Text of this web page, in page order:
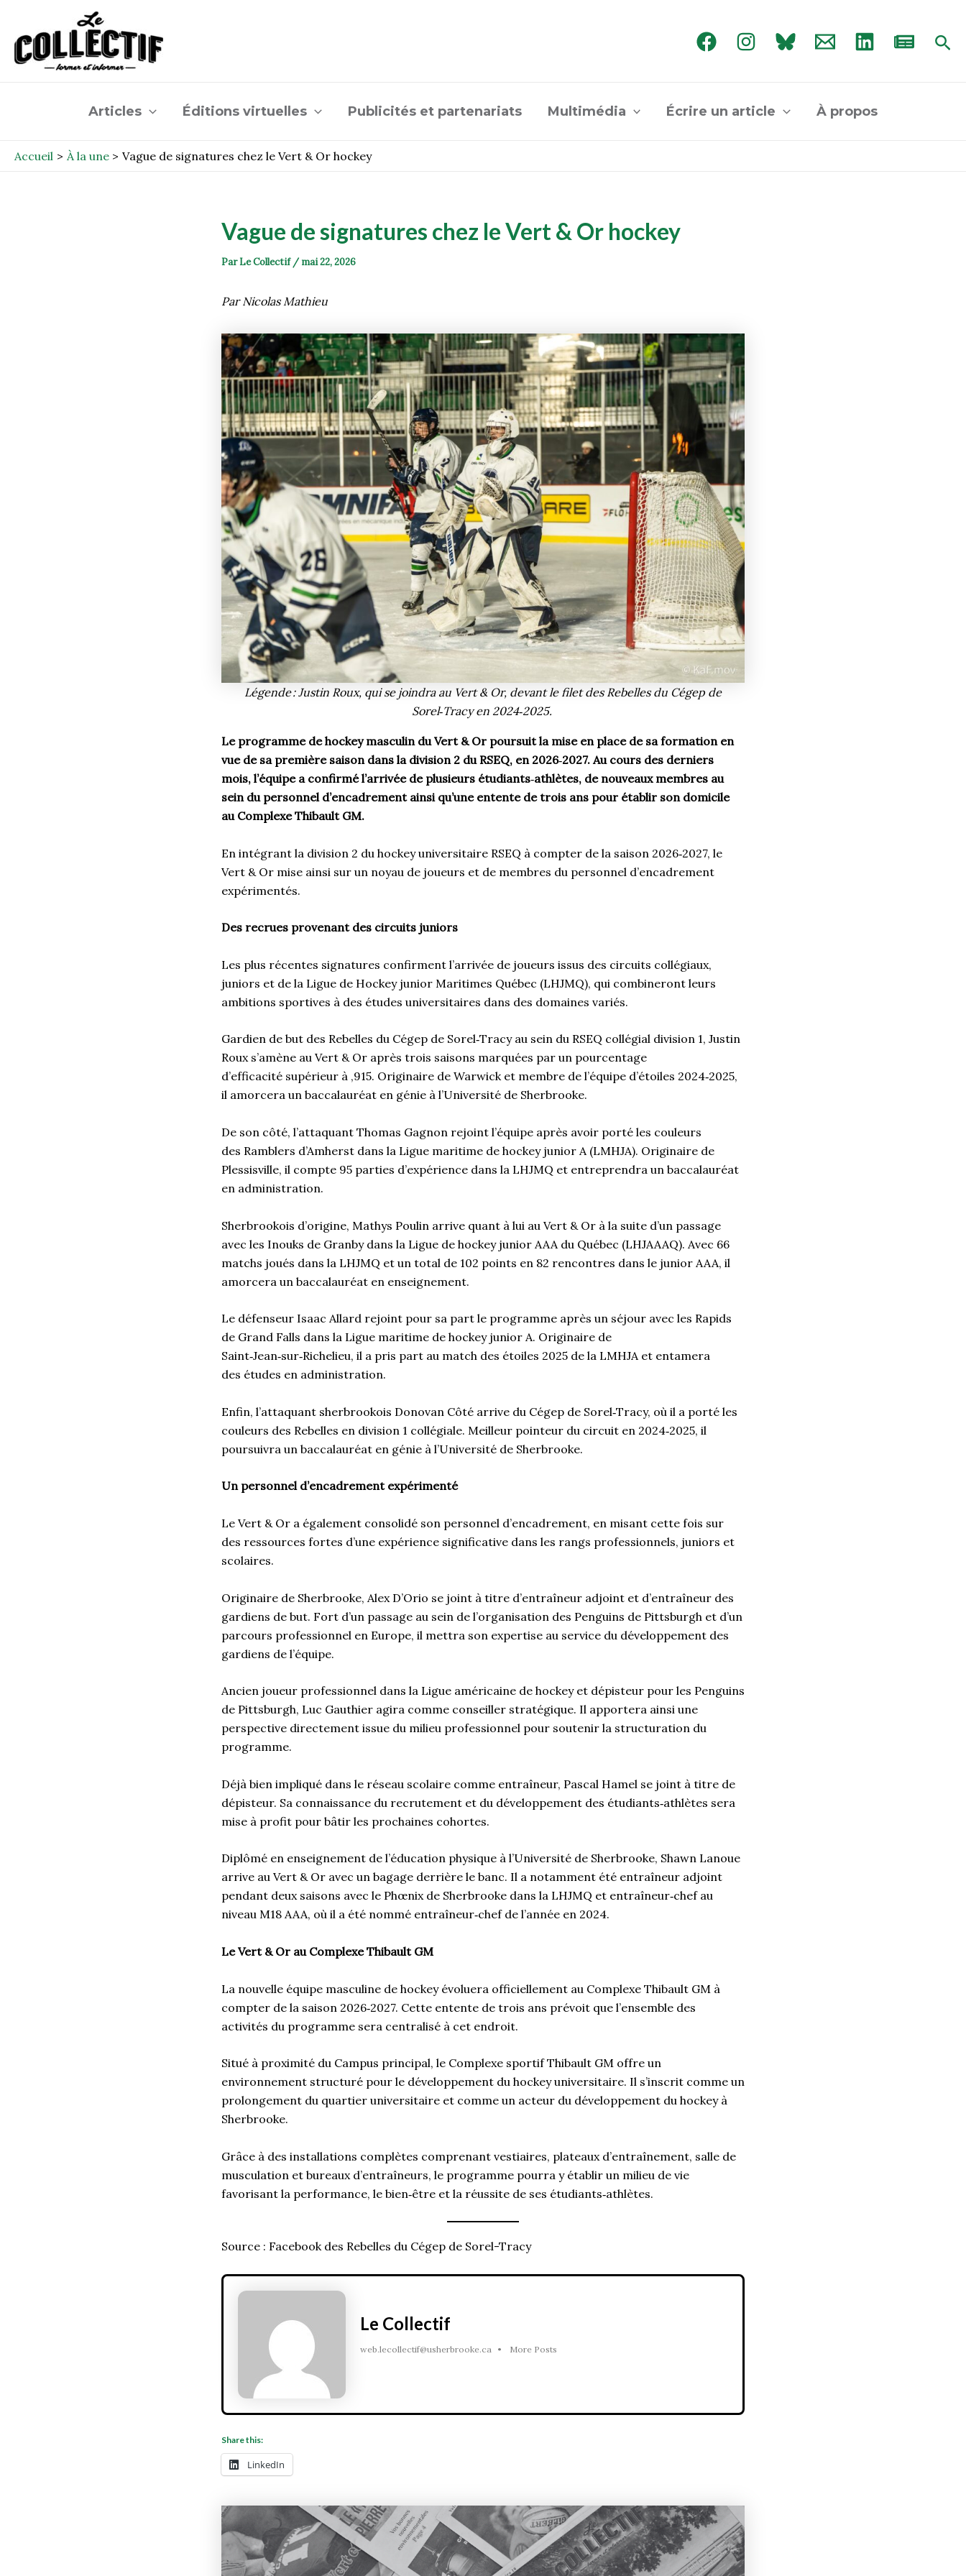
contenu
Articles Éditions virtuelles Publicités et partenariats Multimédia Écrire un article À propos
Accueil À la une Vague de signatures chez le Vert & Or hockey
Vague de signatures chez le Vert & Or hockey
ParLe Collectif / mai 22, 2026
Par Nicolas Mathieu
Légende : Justin Roux, qui se joindra au Vert & Or, devant le filet des Rebelles du Cégep de
Sorel‑Tracy en 2024‑2025.
Le programme de hockey masculin du Vert & Or poursuit la mise en place de sa formation en
vue de sa première saison dans la division 2 du RSEQ, en 2026‑2027. Au cours des derniers
mois, l’équipe a confirmé l’arrivée de plusieurs étudiants‑athlètes, de nouveaux membres au
sein du personnel d’encadrement ainsi qu’une entente de trois ans pour établir son domicile
au Complexe Thibault GM.
En intégrant la division 2 du hockey universitaire RSEQ à compter de la saison 2026‑2027, le
Vert & Or mise ainsi sur un noyau de joueurs et de membres du personnel d’encadrement
expérimentés.
Des recrues provenant des circuits juniors
Les plus récentes signatures confirment l’arrivée de joueurs issus des circuits collégiaux,
juniors et de la Ligue de Hockey junior Maritimes Québec (LHJMQ), qui combineront leurs
ambitions sportives à des études universitaires dans des domaines variés.
Gardien de but des Rebelles du Cégep de Sorel‑Tracy au sein du RSEQ collégial division 1, Justin
Roux s’amène au Vert & Or après trois saisons marquées par un pourcentage
d’efficacité supérieur à ,915. Originaire de Warwick et membre de l’équipe d’étoiles 2024‑2025,
il amorcera un baccalauréat en génie à l’Université de Sherbrooke.
De son côté, l’attaquant Thomas Gagnon rejoint l’équipe après avoir porté les couleurs
des Ramblers d’Amherst dans la Ligue maritime de hockey junior A (LMHJA). Originaire de
Plessisville, il compte 95 parties d’expérience dans la LHJMQ et entreprendra un baccalauréat
en administration.
Sherbrookois d’origine, Mathys Poulin arrive quant à lui au Vert & Or à la suite d’un passage
avec les Inouks de Granby dans la Ligue de hockey junior AAA du Québec (LHJAAAQ). Avec 66
matchs joués dans la LHJMQ et un total de 102 points en 82 rencontres dans le junior AAA, il
amorcera un baccalauréat en enseignement.
Le défenseur Isaac Allard rejoint pour sa part le programme après un séjour avec les Rapids
de Grand Falls dans la Ligue maritime de hockey junior A. Originaire de
Saint‑Jean‑sur‑Richelieu, il a pris part au match des étoiles 2025 de la LMHJA et entamera
des études en administration.
Enfin, l’attaquant sherbrookois Donovan Côté arrive du Cégep de Sorel‑Tracy, où il a porté les
couleurs des Rebelles en division 1 collégiale. Meilleur pointeur du circuit en 2024‑2025, il
poursuivra un baccalauréat en génie à l’Université de Sherbrooke.
Un personnel d’encadrement expérimenté
Le Vert & Or a également consolidé son personnel d’encadrement, en misant cette fois sur
des ressources fortes d’une expérience significative dans les rangs professionnels, juniors et
scolaires.
Originaire de Sherbrooke, Alex D’Orio se joint à titre d’entraîneur adjoint et d’entraîneur des
gardiens de but. Fort d’un passage au sein de l’organisation des Penguins de Pittsburgh et d’un
parcours professionnel en Europe, il mettra son expertise au service du développement des
gardiens de l’équipe.
Ancien joueur professionnel dans la Ligue américaine de hockey et dépisteur pour les Penguins
de Pittsburgh, Luc Gauthier agira comme conseiller stratégique. Il apportera ainsi une
perspective directement issue du milieu professionnel pour soutenir la structuration du
programme.
Déjà bien impliqué dans le réseau scolaire comme entraîneur, Pascal Hamel se joint à titre de
dépisteur. Sa connaissance du recrutement et du développement des étudiants‑athlètes sera
mise à profit pour bâtir les prochaines cohortes.
Diplômé en enseignement de l’éducation physique à l’Université de Sherbrooke, Shawn Lanoue
arrive au Vert & Or avec un bagage derrière le banc. Il a notamment été entraîneur adjoint
pendant deux saisons avec le Phœnix de Sherbrooke dans la LHJMQ et entraîneur‑chef au
niveau M18 AAA, où il a été nommé entraîneur‑chef de l’année en 2024.
Le Vert & Or au Complexe Thibault GM
La nouvelle équipe masculine de hockey évoluera officiellement au Complexe Thibault GM à
compter de la saison 2026‑2027. Cette entente de trois ans prévoit que l’ensemble des
activités du programme sera centralisé à cet endroit.
Situé à proximité du Campus principal, le Complexe sportif Thibault GM offre un
environnement structuré pour le développement du hockey universitaire. Il s’inscrit comme un
prolongement du quartier universitaire et comme un acteur du développement du hockey à
Sherbrooke.
Grâce à des installations complètes comprenant vestiaires, plateaux d’entraînement, salle de
musculation et bureaux d’entraîneurs, le programme pourra y établir un milieu de vie
favorisant la performance, le bien‑être et la réussite de ses étudiants‑athlètes.
Source : Facebook des Rebelles du Cégep de Sorel-Tracy
Le Collectif
web.lecollectif@usherbrooke.ca • More Posts
Share this:
LinkedIn